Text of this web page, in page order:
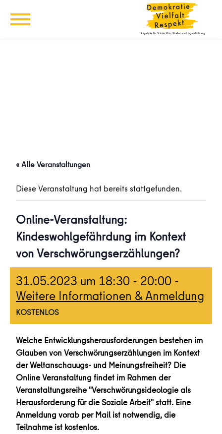
« Alle Veranstaltungen
Diese Veranstaltung hat bereits stattgefunden.
Online-Veranstaltung:
Kindeswohlgefährdung im Kontext
von Verschwörungserzählungen?
31.05.2023 um 18:30 - 20:00 -
Weitere Informationen & Anmeldung
KOSTENLOS
Welche Entwicklungsherausforderungen bestehen im
Glauben von Verschwörungserzählungen im Kontext
der Weltanschauugs- und Meinungsfreiheit? Die
Online Veranstaltung findet im Rahmen der
Veranstaltungsreihe "Verschwörungsideologie als
Herausforderung für die Soziale Arbeit" statt. Eine
Anmeldung vorab per Mail ist notwendig, die
Teilnahme ist kostenlos.